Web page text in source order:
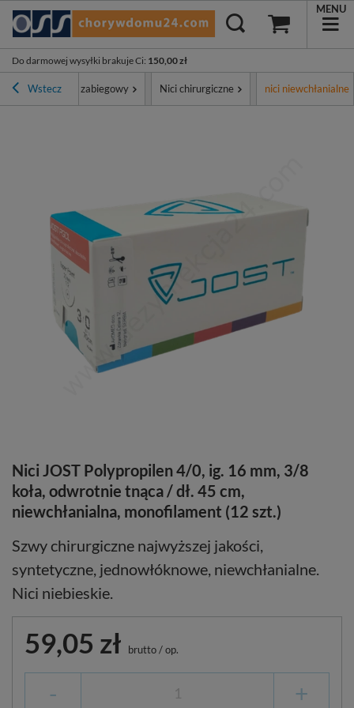
Do darmowej wysyłki brakuje Ci: 150,00 zł
MENU
WsteczSprzęt zabiegowy Nici chirurgiczne nici niewchłanialne
Nici JOST Polypropilen 4/0, ig. 16 mm, 3/8
koła, odwrotnie tnąca / dł. 45 cm,
niewchłanialna, monofilament (12 szt.)
Szwy chirurgiczne najwyższej jakości,
syntetyczne, jednowłóknowe, niewchłanialne.
Nici niebieskie.
59,05 zł brutto/op.
- +